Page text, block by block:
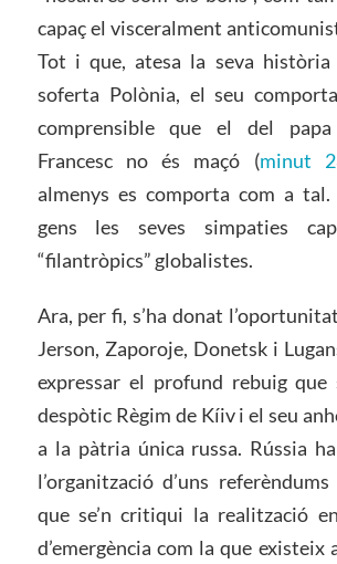
capaç el visceralment
Tot i que, atesa la seva història
soferta Polònia, el seu
comprensible que el del papa
Francesc no és maçó (minut
almenys es comporta com a
gens les seves simpaties
“filantròpics” globalistes.
Ara, per fi, s’ha donat
Jerson, Zaporoje, Donetsk i
expressar el profund rebuig que
despòtic Règim de Kíiv i el seu
a la pàtria única russa. Rússia
l’organització d’uns
que se’n critiqui la realització
d’emergència com la que existeix